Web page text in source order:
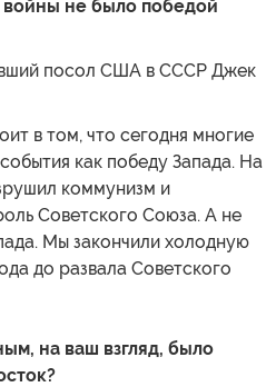
не было победой
в том, что сегодня многие
как победу Запада. На
коммунизм и
Советского Союза. А не
Мы закончили холодную
до развала Советского
на ваш взгляд, было